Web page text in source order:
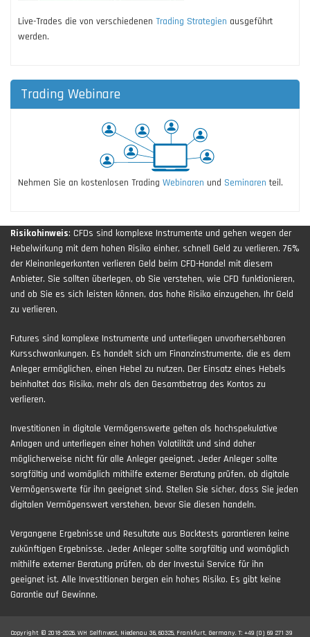
Live-Trades die von verschiedenen Trading Strategien ausgeführt
werden.
Trading Webinare
Nehmen Sie an kostenlosen Trading Webinaren und Seminaren teil.
Risikohinweis: CFDs sind komplexe Instrumente und gehen wegen der
Hebelwirkung mit dem hohen Risiko einher, schnell Geld zu verlieren. 76%
der Kleinanlegerkonten verlieren Geld beim CFD-Handel mit diesem
Anbieter. Sie sollten überlegen, ob Sie verstehen, wie CFD funktionieren,
und ob Sie es sich leisten können, das hohe Risiko einzugehen, Ihr Geld
zu verlieren.
Futures sind komplexe Instrumente und unterliegen unvorhersehbaren
Kursschwankungen. Es handelt sich um Finanzinstrumente, die es dem
Anleger ermöglichen, einen Hebel zu nutzen. Der Einsatz eines Hebels
beinhaltet das Risiko, mehr als den Gesamtbetrag des Kontos zu
verlieren.
Investitionen in digitale Vermögenswerte gelten als hochspekulative
Anlagen und unterliegen einer hohen Volatilität und sind daher
möglicherweise nicht für alle Anleger geeignet. Jeder Anleger sollte
sorgfältig und womöglich mithilfe externer Beratung prüfen, ob digitale
Vermögenswerte für ihn geeignet sind. Stellen Sie sicher, dass Sie jeden
digitalen Vermögenswert verstehen, bevor Sie diesen handeln.
Vergangene Ergebnisse und Resultate aus Backtests garantieren keine
zukünftigen Ergebnisse. Jeder Anleger sollte sorgfältig und womöglich
mithilfe externer Beratung prüfen, ob der Investui Service für ihn
geeignet ist. Alle Investitionen bergen ein hohes Risiko. Es gibt keine
Garantie auf Gewinne.
Copyright © 2018-2026. WH SelfInvest, Niedenau 36, 60325, Frankfurt, Germany. T: +49 (0) 69 271 39